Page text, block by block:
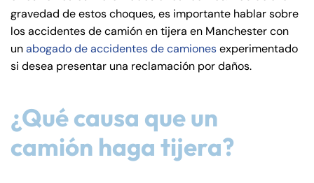
de
C
on
ne
t
gravedad de estos choques, es importante hablar sobre
los accidentes de camión en tijera en Manchester con
unabogado de accidentes de camionesexperimentado
si desea presentar una reclamación por daños.
¿Qué causa que un
camión haga tijera?